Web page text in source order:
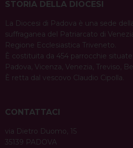
STORIA DELLA DIOCESI
La Diocesi di Padova è una sede
suffraganea del Patriarcato di
Regione Ecclesiastica Triveneto.
È costituita da 454 parrocchie
Padova, Vicenza, Venezia, Treviso,
È retta dal vescovo Claudio Cipolla.
CONTATTACI
via Dietro Duomo, 15
35139 PADOVA